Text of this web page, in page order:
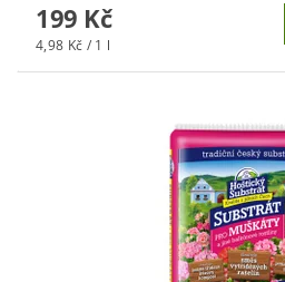
199 Kč
4,98 Kč / 1 l